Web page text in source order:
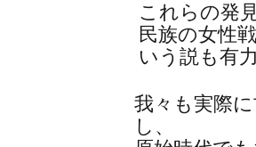
これらの発
民族の女性
いう説も有
我々も実際
し、